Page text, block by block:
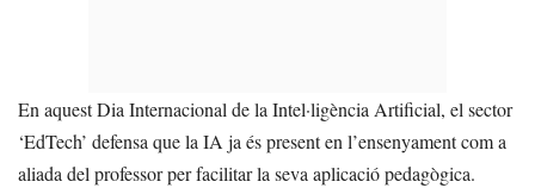
En aquest Dia Internacional de la Intel·ligència Artificial, el sector
‘EdTech’ defensa que la IA ja és present en l’ensenyament com a
aliada del professor per facilitar la seva aplicació pedagògica.